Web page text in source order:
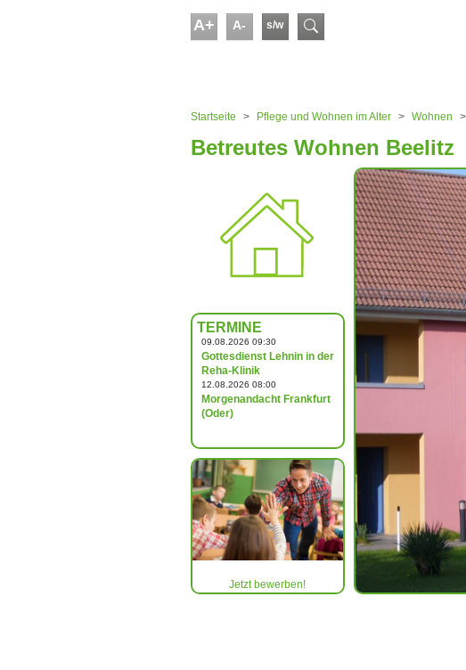
A+ A- s/w Suchformular
Startseite
Pflege und Wohnen im Alter Wohnen
Betreutes Wohnen Beelitz
TERMINE
09.08.2026 09:30
Gottesdienst Lehnin in der
Reha-Klinik
12.08.2026 08:00
Morgenandacht Frankfurt
(Oder)
Jetzt bewerben!